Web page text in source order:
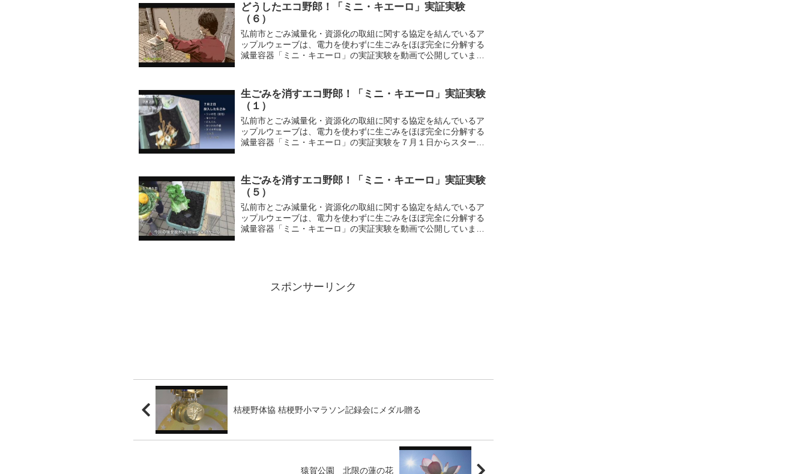
どうしたエコ野郎！「ミニ・キエーロ」実証実験
（６）
弘前市とごみ減量化・資源化の取組に関する協定を結んでいるア
ップルウェーブは、電力を使わずに生ごみをほぼ完全に分解する
減量容器「ミニ・キエーロ」の実証実験を動画で公開していま
生ごみを消すエコ野郎！「ミニ・キエーロ」実証実験
（１）
弘前市とごみ減量化・資源化の取組に関する協定を結んでいるア
ップルウェーブは、電力を使わずに生ごみをほぼ完全に分解する
減量容器「ミニ・キエーロ」の実証実験を７月１日からスター
生ごみを消すエコ野郎！「ミニ・キエーロ」実証実験
（５）
弘前市とごみ減量化・資源化の取組に関する協定を結んでいるア
ップルウェーブは、電力を使わずに生ごみをほぼ完全に分解する
減量容器「ミニ・キエーロ」の実証実験を動画で公開していま
スポンサーリンク
桔梗野体協 桔梗野小マラソン記録会にメダル贈る
猿賀公園 北限の蓮の花